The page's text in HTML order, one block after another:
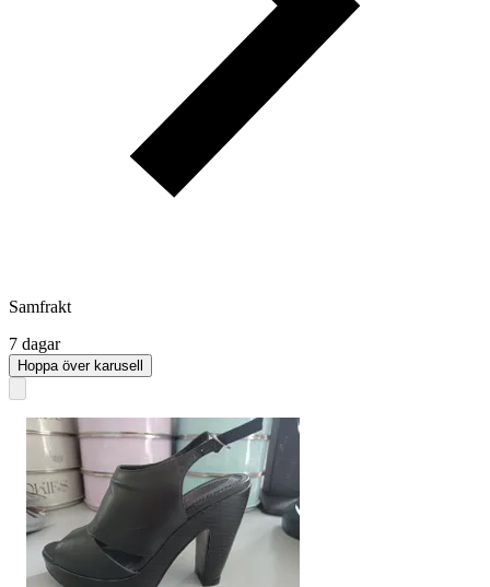
Samfrakt
7 dagar
Hoppa över karusell